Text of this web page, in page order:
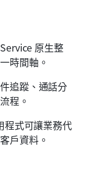
原生整
時間軸。
追蹤、通話分
程。
程式可讓業務代
戶資料。